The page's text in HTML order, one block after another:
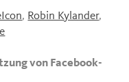
, Robin Kylander,
von Facebook-